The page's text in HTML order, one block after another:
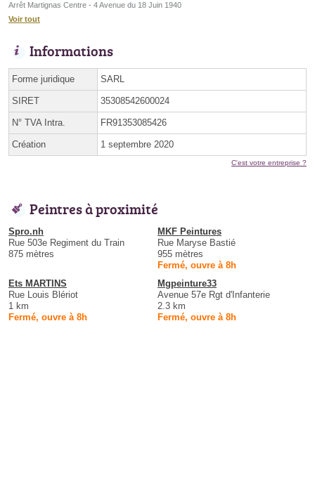
Arrêt Martignas Centre - 4 Avenue du 18 Juin 1940
Voir tout
Informations
Forme juridique SARL
SIRET 35308542600024
N° TVA Intra. FR91353085426
Création 1 septembre 2020
C'est votre entreprise ?
Peintres à proximité
Spro.nh
Rue 503e Regiment du Train
875 mètres
MKF Peintures
Rue Maryse Bastié
955 mètres
Fermé, ouvre à 8h
Ets MARTINS
Rue Louis Blériot
1 km
Fermé, ouvre à 8h
Mgpeinture33
Avenue 57e Rgt d'Infanterie
2.3 km
Fermé, ouvre à 8h